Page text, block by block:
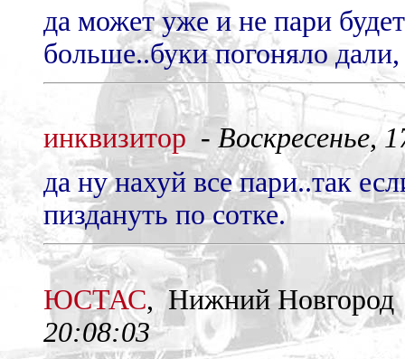
да может уже и не пари
больше..буки погоняло дали,
инквизитор - Воскресенье,
да ну нахуй все пари..так
пиздануть по сотке.
ЮСТАС, Нижний
20:08:03